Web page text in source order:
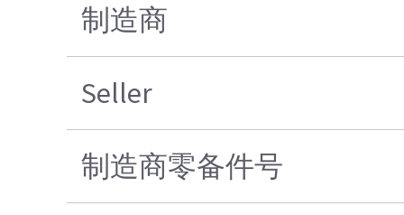
制造商
Seller
制造商零备件号